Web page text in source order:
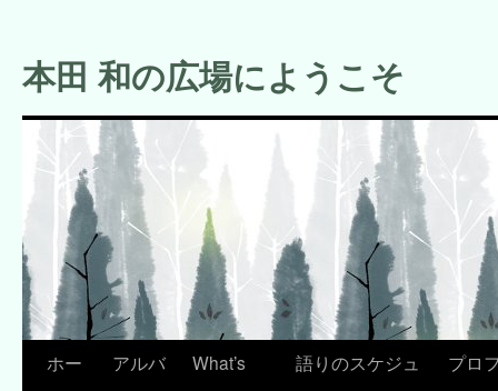
テ
ン
本田 和の広場にようこそ
ホー
アルバ
What’s
語りのスケジュ
プロ